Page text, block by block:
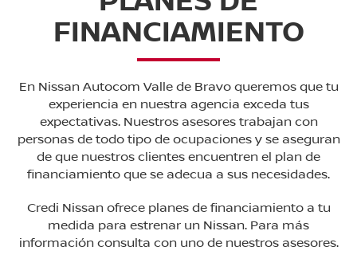
FINANCIAMIENTO
En Nissan Autocom Valle de Bravo queremos que tu
experiencia en nuestra agencia exceda tus
expectativas. Nuestros asesores trabajan con
personas de todo tipo de ocupaciones y se aseguran
de que nuestros clientes encuentren el plan de
financiamiento que se adecua a sus necesidades.
Credi Nissan ofrece planes de financiamiento a tu
medida para estrenar un Nissan. Para más
información consulta con uno de nuestros asesores.